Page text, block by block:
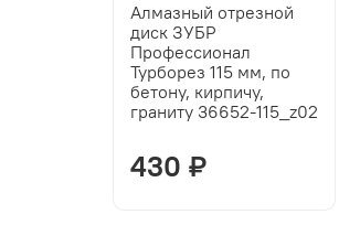
Алмазный отрезной
диск ЗУБР
Профессионал
Турборез 115 мм, по
бетону, кирпичу,
граниту 36652-115_z02
430 ₽